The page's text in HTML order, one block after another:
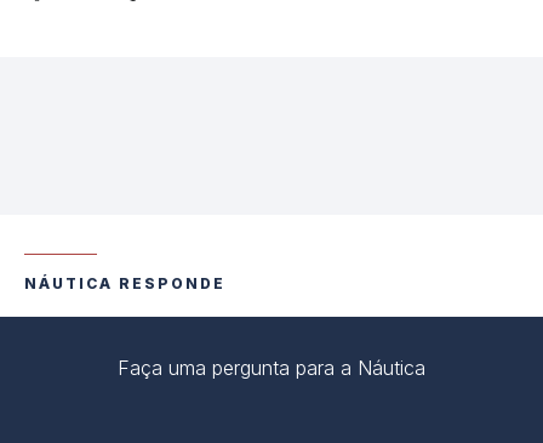
NÁUTICA RESPONDE
Faça uma pergunta para a Náutica